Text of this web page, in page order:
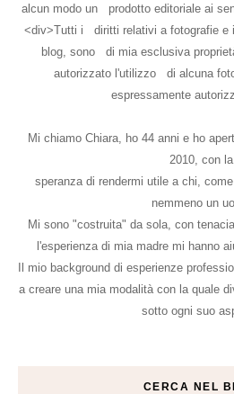
alcun modo un prodotto editoriale ai
<div>Tutti i diritti relativi a fotografie e
blog, sono di mia esclusiva
autorizzato l'utilizzo di alcuna
espressamente
Mi chiamo Chiara, ho 44 anni e ho
2010, con la
speranza di rendermi utile a chi,
nemmeno un
Mi sono "costruita" da sola, con
l'esperienza di mia madre mi hanno
Il mio background di esperienze
a creare una mia modalità con la quale
sotto ogni suo
CERCA NEL